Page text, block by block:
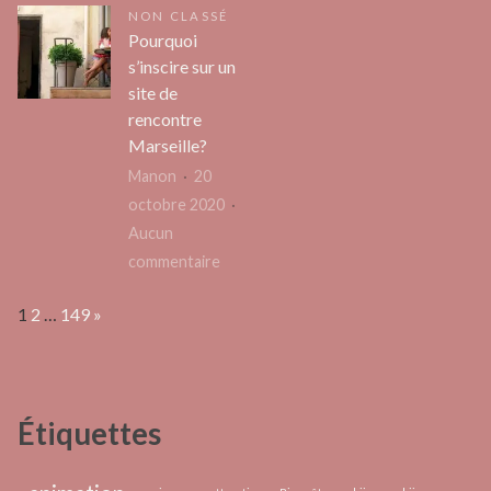
échassier
la
NON CLASSÉ
Pourquoi
s’inscire sur un
site de
rencontre
Marseille?
Manon
20
octobre 2020
Aucun
commentaire
Page:
1 2 … 149 Next
»
Étiquettes